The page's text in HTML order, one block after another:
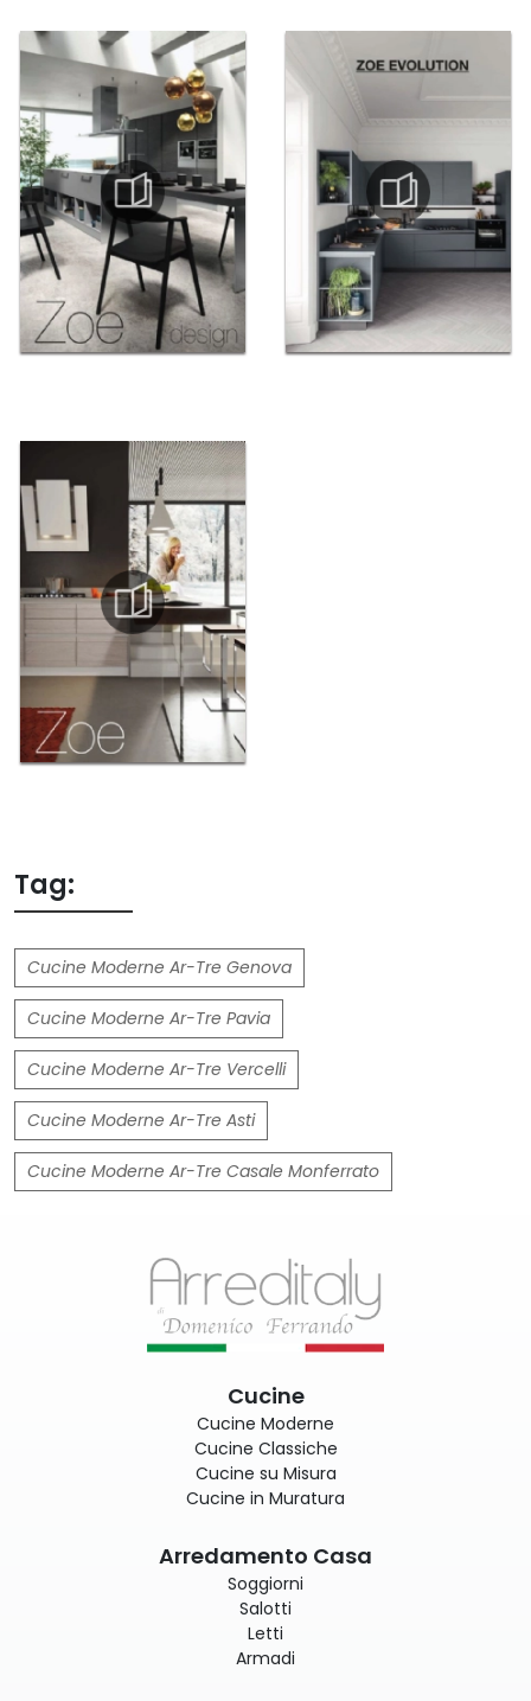
Tag:
Cucine Moderne Ar-Tre Genova
Cucine Moderne Ar-Tre Pavia
Cucine Moderne Ar-Tre Vercelli
Cucine Moderne Ar-Tre Asti
Cucine Moderne Ar-Tre Casale Monferrato
Cucine
Cucine Moderne
Cucine Classiche
Cucine su Misura
Cucine in Muratura
Arredamento Casa
Soggiorni
Salotti
Letti
Armadi